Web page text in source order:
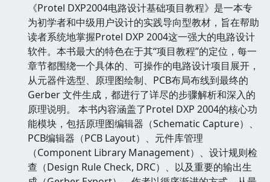
《Protel DXP2004电路设计基础项目教程》是一本专
为初学者和中级用户设计的实践导向型教材，旨在帮助
读者系统地掌握Protel DXP 2004这一强大的电路设计
软件。本书最大的特色在于其“项目教程”的定位，每一
章节都围绕一个具体的、可操作的电路设计项目展开，
从元器件选型、原理图绘制、PCB布局布线到最终的
Gerber 文件生成，都进行了详尽的步骤解析和深入的
原理说明。 本书内容涵盖了Protel DXP 2004的核心功
能模块，包括原理图编辑器（Schematic Capture）、
PCB编辑器（PCB Layout）、元件库管理
（Component Library Management）、设计规则检
查（Design Rule Check, DRC）、以及重要的输出生